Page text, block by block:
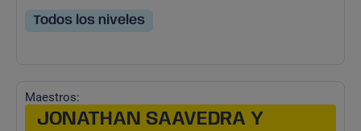
Todos los niveles
Maestros:
JONATHAN SAAVEDRA Y